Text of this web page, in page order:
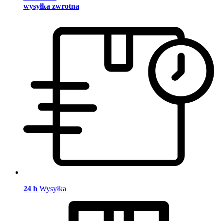
wysyłka zwrotna
24 h Wysyłka